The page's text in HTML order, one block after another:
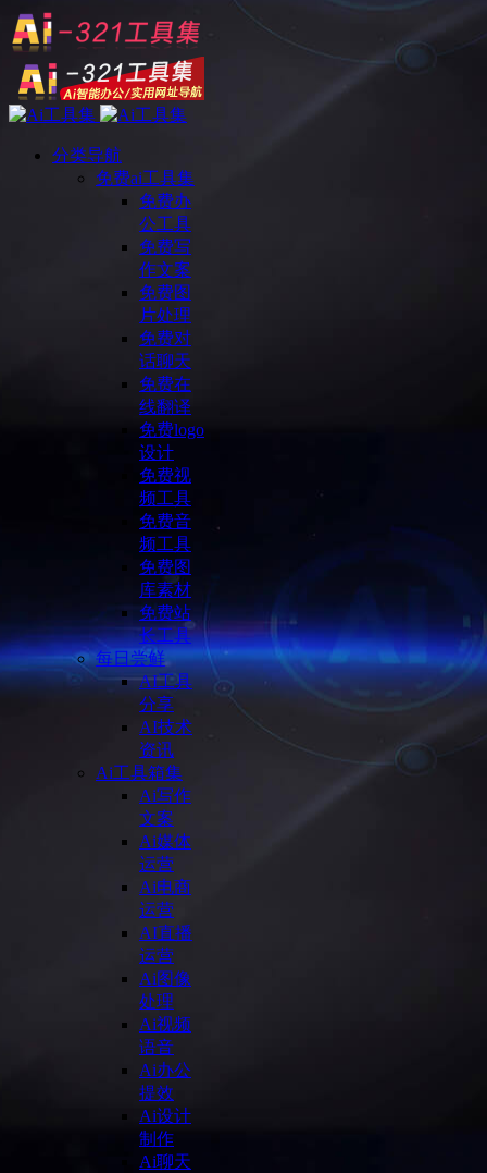
分类导航
免费ai工具集
免费办
公工具
免费写
作文案
免费图
片处理
免费对
话聊天
免费在
线翻译
免费logo
设计
免费视
频工具
免费音
频工具
免费图
库素材
免费站
长工具
每日尝鲜
AI工具
分享
AI技术
资讯
Ai工具箱集
Ai写作
文案
Ai媒体
运营
Ai电商
运营
AI直播
运营
Ai图像
处理
Ai视频
语音
Ai办公
提效
Ai设计
制作
Ai聊天